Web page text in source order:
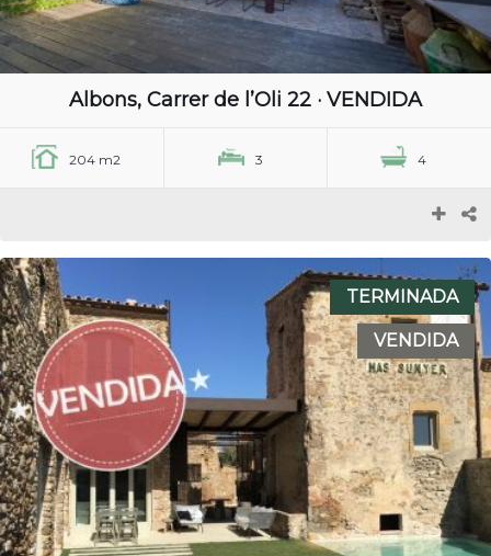
Albons, Carrer de l’Oli 22 · VENDIDA
204 m2 3 4
TERMINADA
VENDIDA